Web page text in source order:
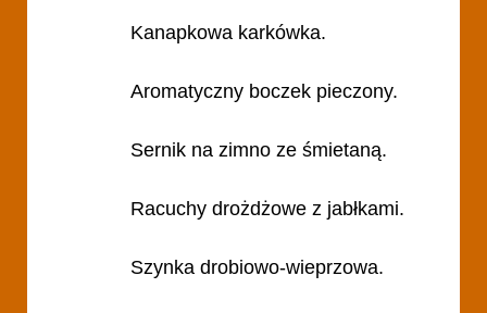
Kanapkowa karkówka.
Aromatyczny boczek pieczony.
Sernik na zimno ze śmietaną.
Racuchy drożdżowe z jabłkami.
Szynka drobiowo-wieprzowa.